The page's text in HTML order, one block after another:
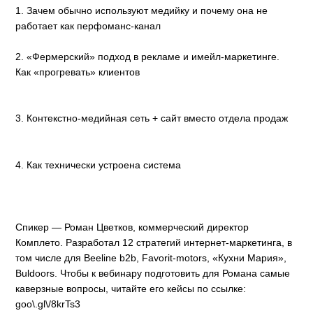
1. Зачем обычно используют медийку и почему она не
работает как перфоманс-канал
2. «Фермерский» подход в рекламе и имейл-маркетинге.
Как «прогревать» клиентов
3. Контекстно-медийная сеть + сайт вместо отдела продаж
4. Как технически устроена система
Спикер — Роман Цветков, коммерческий директор
Комплето. Разработал 12 стратегий интернет-маркетинга, в
том числе для Beeline b2b, Favorit-motors, «Кухни Мария»,
Buldoors. Чтобы к вебинару подготовить для Романа самые
каверзные вопросы, читайте его кейсы по ссылке:
goo\.gl\/8krTs3